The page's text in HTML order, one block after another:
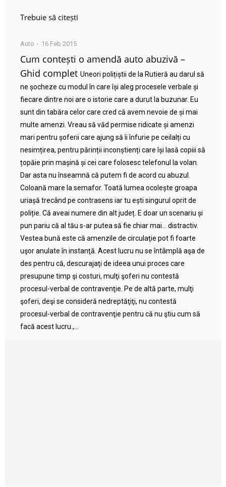
Trebuie să citești
Auto 16 Feb 2015
Cum contești o amendă auto abuzivă –
Ghid complet Uneori polițiștii de la Rutieră au darul să
ne șocheze cu modul în care își aleg procesele verbale și
fiecare dintre noi are o istorie care a durut la buzunar. Eu
sunt din tabăra celor care cred că avem nevoie de și mai
multe amenzi. Vreau să văd permise ridicate și amenzi
mari pentru șoferii care ajung să îi înfurie pe ceilalți cu
nesimțirea, pentru părinții inconștienți care își lasă copiii să
țopăie prin mașină și cei care folosesc telefonul la volan.
Dar asta nu înseamnă că putem fi de acord cu abuzul.
Coloană mare la semafor. Toată lumea ocolește groapa
uriașă trecând pe contrasens iar tu ești singurul oprit de
poliție. Că aveai numere din alt județ. E doar un scenariu și
pun pariu că al tău s-ar putea să fie chiar mai… distractiv.
Vestea bună este că amenzile de circulaţie pot fi foarte
uşor anulate în instanţă. Acest lucru nu se întâmplă aşa de
des pentru că, descurajaţi de ideea unui proces care
presupune timp şi costuri, mulţi şoferi nu contestă
procesul-verbal de contravenţie. Pe de altă parte, mulţi
şoferi, deşi se consideră nedreptăţiţi, nu contestă
procesul-verbal de contravenţie pentru că nu ştiu cum să
facă acest lucru.,...